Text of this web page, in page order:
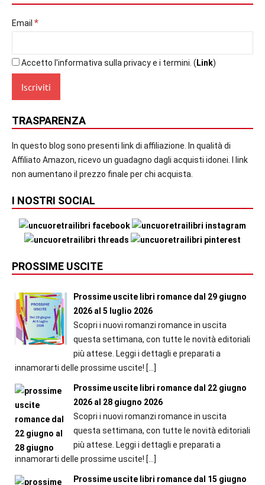
Email *
Accetto l'informativa sulla privacy e i termini. ( Link)
TRASPARENZA
In questo blog sono presenti link di affiliazione. In qualità di
Affiliato Amazon, ricevo un guadagno dagli acquisti idonei. I link
non aumentano il prezzo finale per chi acquista.
I NOSTRI SOCIAL
PROSSIME USCITE
Prossime uscite libri romance dal 29 giugno
2026 al 5 luglio 2026
Scopri i nuovi romanzi romance in uscita
questa settimana, con tutte le novità editoriali
più attese. Leggi i dettagli e preparati a
innamorarti delle prossime uscite! […]
Prossime uscite libri romance dal 22 giugno
2026 al 28 giugno 2026
Scopri i nuovi romanzi romance in uscita
questa settimana, con tutte le novità editoriali
più attese. Leggi i dettagli e preparati a
innamorarti delle prossime uscite! […]
Prossime uscite libri romance dal 15 giugno